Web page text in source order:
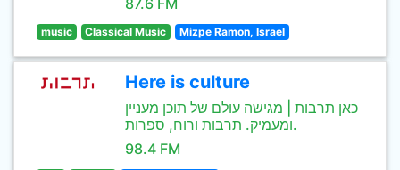
87.6 FM
music Classical Music Mizpe Ramon, Israel
Here is culture
כאן תרבות | מגישה עולם של תוכן מעניין
ומעמיק. תרבות ורוח, ספרות.
98.4 FM